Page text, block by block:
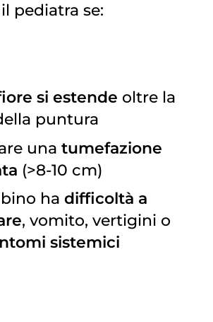
pediatra se:
si estende oltre la
puntura
una tumefazione
(>8-10 cm)
ha difficoltà a
, vomito, vertigini o
sistemici